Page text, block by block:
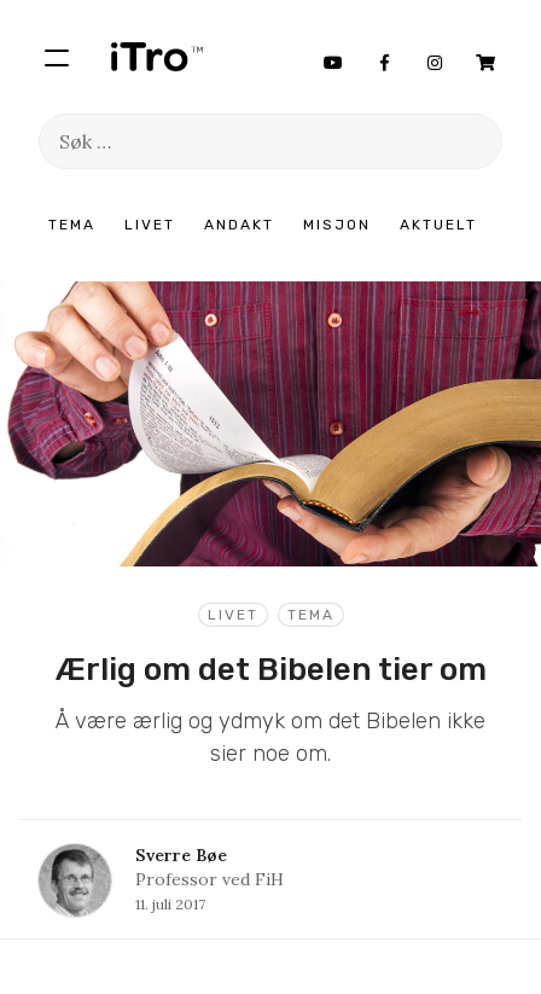
TEMA LIVET ANDAKT MISJON AKTUELT
Søk
innhold
LIVET TEMA
Ærlig om det Bibelen tier om
Å være ærlig og ydmyk om det Bibelen ikke
sier noe om.
Sverre Bøe
Professor ved FiH
11. juli 2017